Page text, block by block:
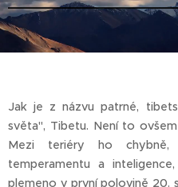
Jak je z názvu patrné,
světa", Tibetu. Není to
Mezi teriéry ho chybně,
temperamentu a
plemeno v první polovině 20.